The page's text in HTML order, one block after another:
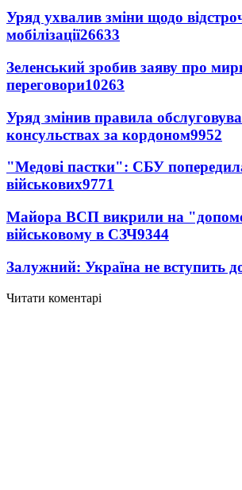
Уряд ухвалив зміни щодо
мобілізації26633
Зеленський зробив заяву про
переговори10263
Уряд змінив правила
консульствах за кордоном9952
"Медові пастки": СБУ
військових9771
Майора ВСП викрили на
військовому в СЗЧ9344
Залужний: Україна не вступить
Читати коментарі